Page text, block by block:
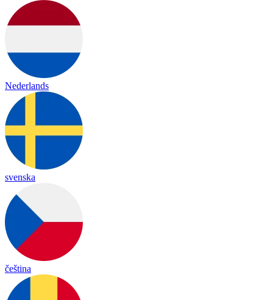
Nederlands
svenska
čeština